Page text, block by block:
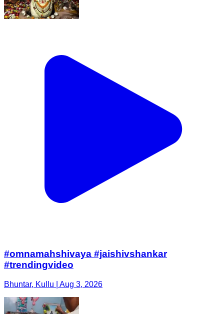
#omnamahshivaya #jaishivshankar
#trendingvideo
Bhuntar, Kullu | Aug 3, 2026